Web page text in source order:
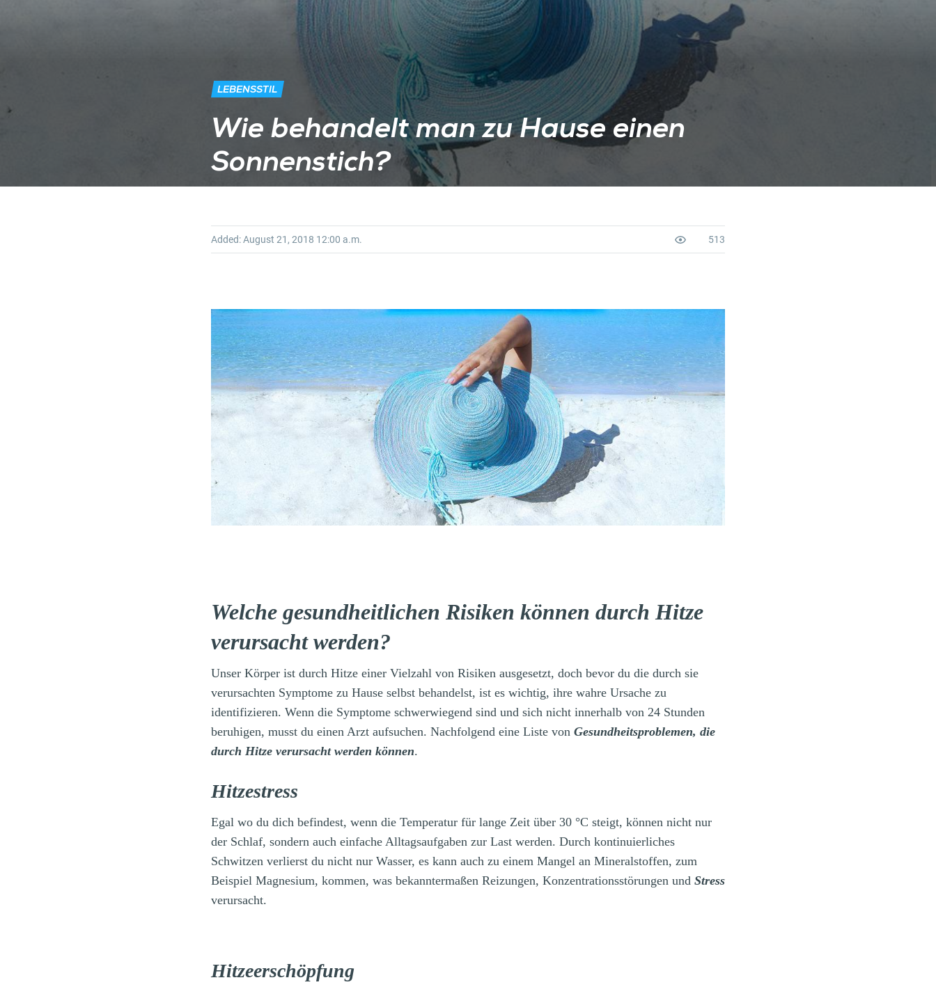
LEBENSSTIL
Wie behandelt man zu Hause einen
Sonnenstich?
Added:August 21, 2018 12:00 a.m. 513
Welche gesundheitlichen Risiken können durch Hitze
verursacht werden?
Unser Körper ist durch Hitze einer Vielzahl von Risiken ausgesetzt, doch bevor du die durch sie
verursachten Symptome zu Hause selbst behandelst, ist es wichtig, ihre wahre Ursache zu
identifizieren. Wenn die Symptome schwerwiegend sind und sich nicht innerhalb von 24 Stunden
beruhigen, musst du einen Arzt aufsuchen. Nachfolgend eine Liste von Gesundheitsproblemen, die
durch Hitze verursacht werden können.
Hitzestress
Egal wo du dich befindest, wenn die Temperatur für lange Zeit über 30 °C steigt, können nicht nur
der Schlaf, sondern auch einfache Alltagsaufgaben zur Last werden. Durch kontinuierliches
Schwitzen verlierst du nicht nur Wasser, es kann auch zu einem Mangel an Mineralstoffen, zum
Beispiel Magnesium, kommen, was bekanntermaßen Reizungen, Konzentrationsstörungen und Stress
verursacht.
Hitzeerschöpfung